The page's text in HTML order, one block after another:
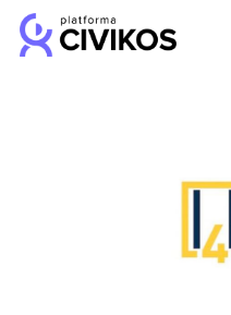
Skip